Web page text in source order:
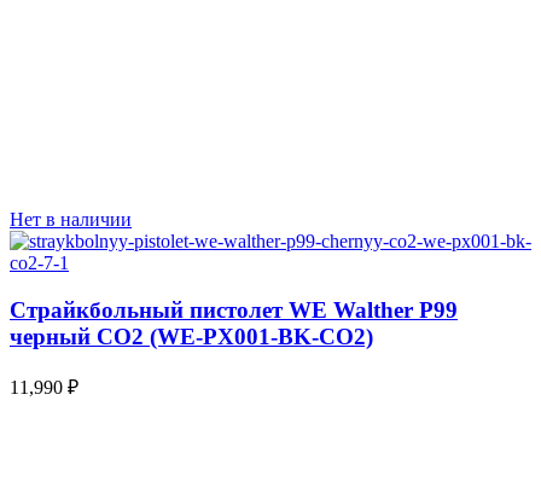
Нет в наличии
Страйкбольный пистолет WE Walther P99
черный CO2 (WE-PX001-BK-CO2)
11,990 ₽